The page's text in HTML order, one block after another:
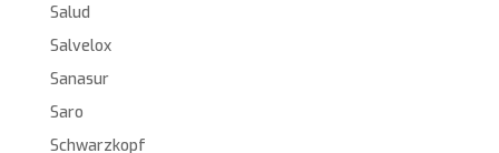
Salud
Salvelox
Sanasur
Saro
Schwarzkopf